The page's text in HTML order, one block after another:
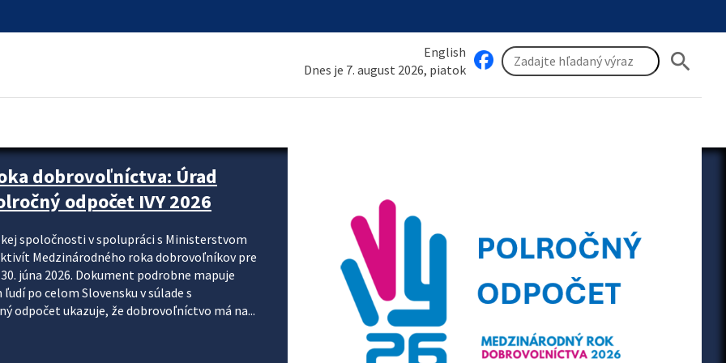
English
Dnes je 7. august 2026, piatok
search
krok za krokom
systému DPH a digitalizácie fakturačných
k tomu, aby sa elektronická faktúra stala
je priniesť jednoduchšie, rýchlejšie a
údajov, znížiť riziko chýb a podporiť
preto nepredstavuje...